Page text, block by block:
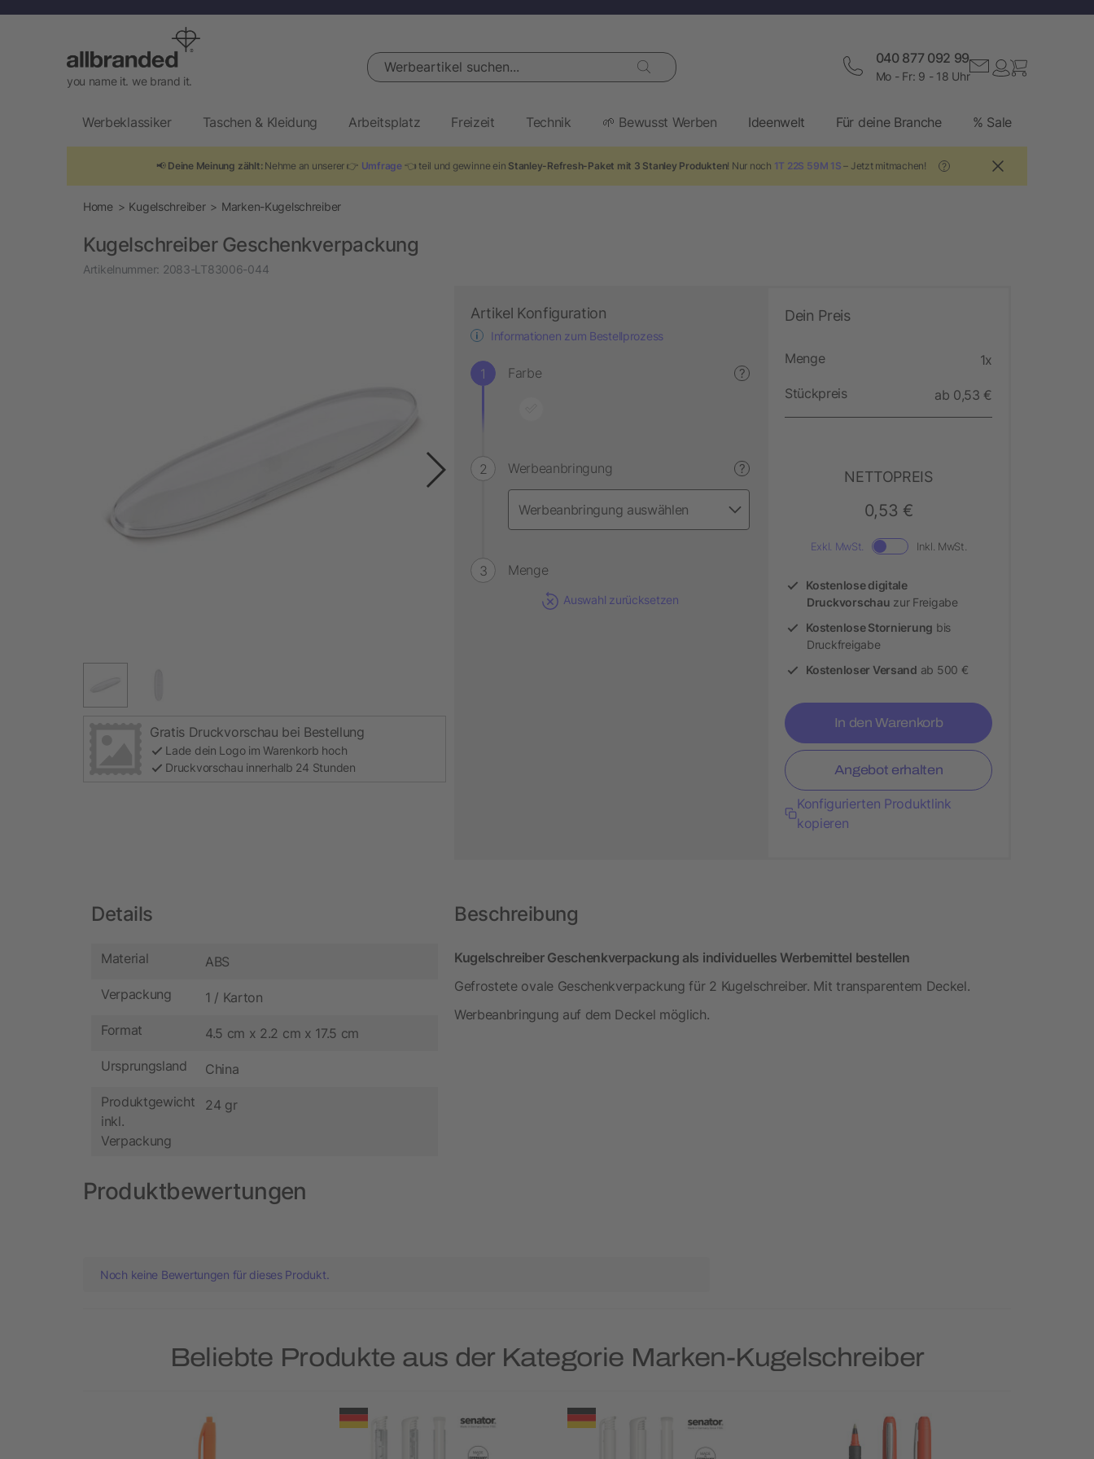
you name it. we brand it.
Werbeartikel suchen... 040 877 092 99
Mo - Fr: 9 - 18 Uhr
Werbeklassiker Taschen & Kleidung Arbeitsplatz Freizeit Technik 🌱 Bewusst Werben Ideenwelt Für deine Branche % Sale
📢 Deine Meinung zählt:Nehme an unserer 👉 Umfrage👈 teil und gewinne ein Stanley-Refresh-Paket mit 3 Stanley Produkten! Nur noch 1T 22S 59M 0S – Jetzt mitmachen! ?
Home Kugelschreiber Marken-Kugelschreiber
Kugelschreiber Geschenkverpackung
Artikelnummer: 2083-LT83006-044
Gratis Druckvorschau bei Bestellung
Lade dein Logo im Warenkorb hoch
Druckvorschau innerhalb 24 Stunden
Artikel Konfiguration
Informationen zum Bestellprozess
Farbe ?
Werbeanbringung ?
Menge
Auswahl zurücksetzen
Dein Preis
Menge 1x
Stückpreis ab 0,53 €
NETTOPREIS
0,53 €
Exkl. MwSt. Inkl. MwSt.
Kostenlose digitale
Druckvorschau zur Freigabe
Kostenlose Stornierung bis
Druckfreigabe
Kostenloser Versand ab 500 €
In den Warenkorb
Angebot erhalten
Konfigurierten Produktlink
kopieren
Details
Material ABS
Verpackung 1 / Karton
Format 4.5 cm x 2.2 cm x 17.5 cm
Ursprungsland China
Produktgewicht
inkl.
Verpackung
24 gr
Beschreibung
Kugelschreiber Geschenkverpackung als individuelles Werbemittel bestellen
Gefrostete ovale Geschenkverpackung für 2 Kugelschreiber. Mit transparentem Deckel.
Werbeanbringung auf dem Deckel möglich.
Produktbewertungen
Noch keine Bewertungen für dieses Produkt.
Beliebte Produkte aus der Kategorie Marken-Kugelschreiber